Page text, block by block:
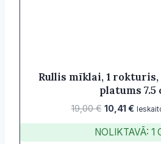
Rullis mīklai, 1 rokturis,
platums 7.5
19,00€ Original
price
was:
10,41 €
price
is:
NOLIKTAVĀ: 1